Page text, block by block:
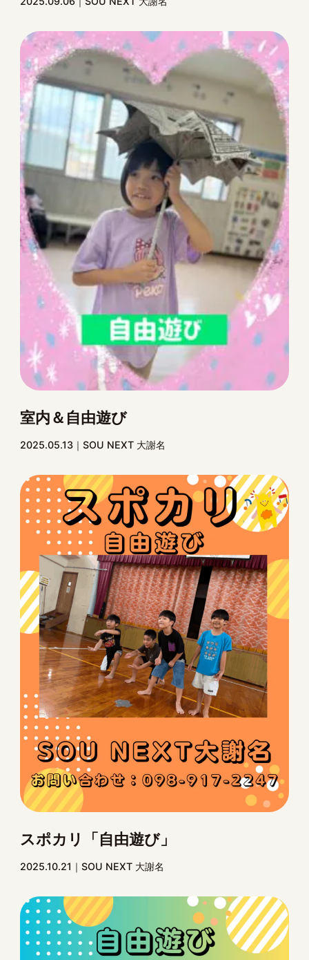
室内＆自由遊び
2025.05.13 SOU NEXT 大謝名
スポカリ「自由遊び」
2025.10.21 SOU NEXT 大謝名